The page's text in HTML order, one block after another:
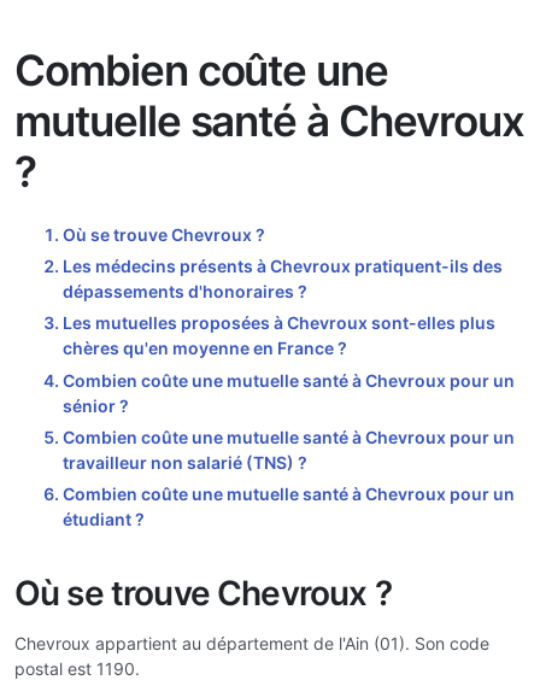
Combien coûte une
mutuelle santé à Chevroux
?
Où se trouve Chevroux ?
Les médecins présents à Chevroux pratiquent-ils des
dépassements d'honoraires ?
Les mutuelles proposées à Chevroux sont-elles plus
chères qu'en moyenne en France ?
Combien coûte une mutuelle santé à Chevroux pour un
sénior ?
Combien coûte une mutuelle santé à Chevroux pour un
travailleur non salarié (TNS) ?
Combien coûte une mutuelle santé à Chevroux pour un
étudiant ?
Où se trouve Chevroux ?
Chevroux appartient au département de l'Ain (01). Son code
postal est 1190.